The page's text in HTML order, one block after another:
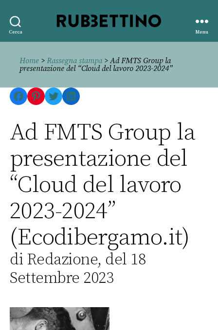
Cerca
editore
Menu
Home > Rassegna stampa> Ad FMTS Group la
presentazione del “Cloud del lavoro 2023-2024”
Facebook
Pinterest
TwitterLinkedIn
Ad FMTS Group la
presentazione del
“Cloud del lavoro
2023-2024”
(Ecodibergamo.it)
di Redazione, del 18
Settembre 2023